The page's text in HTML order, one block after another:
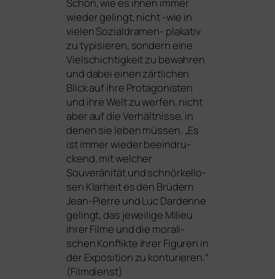
wie­der gelingt, nicht ‑wie in
vie­len Sozialdramen- pla­ka­tiv
zu typi­sie­ren, son­dern eine
Vielschichtigkeit zu bewah­ren
und dabei einen zärt­li­chen
Blick auf ihre Protagonisten
und ihre Welt zu wer­fen, nicht
aber auf die Verhältnisse, in
denen sie leben müs­sen. „Es
ist immer wie­der beein­dru­
ckend, mit wel­cher
Souveränität und schnör­kel­lo­
sen Klarheit es den Brüdern
Jean-Pierre und Luc Dardenne
gelingt, das jewei­li­ge Milieu
ihrer Filme und die mora­li­
schen Konflikte ihrer Figuren in
der Exposition zu kon­tu­rie­ren.“
(Filmdienst)